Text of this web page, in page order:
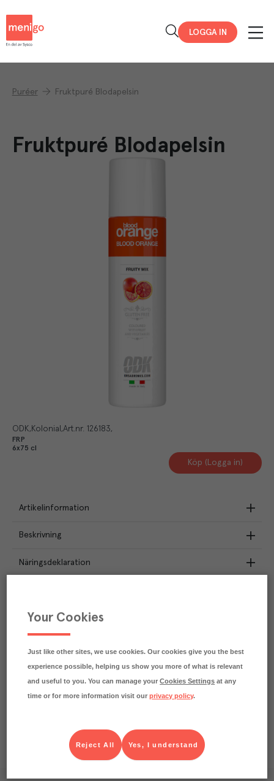
LOGGA IN
Puréer Fruktpuré Blodapelsin
Fruktpuré Blodapelsin
ODK Kolonial Art.nr. 126183
FRP
6x75 cl
Köp (Logga in)
Artikelinformation
Beskrivning
Näringsdeklaration
Varje kilo av varan påverkar klimatet motsvarande
utsläppen av 0.7 kg koldioxid.
Your Cookies
Just like other sites, we use cookies. Our cookies give you the best
experience possible, helping us show you more of what is relevant
and useful to you. You can manage yourCookies Settings at any
time or for more information visit ourprivacy policy.
Yes, I understand
Reject All